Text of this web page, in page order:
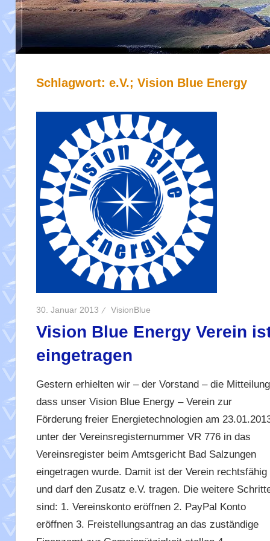
Schlagwort: e.V.; Vision Blue Energy
30. Januar 2013 VisionBlue
Vision Blue Energy Verein
eingetragen
Gestern erhielten wir – der Vorstand – die
dass unser Vision Blue Energy – Verein zur
Förderung freier Energietechnologien am
unter der Vereinsregisternummer VR 776 in das
Vereinsregister beim Amtsgericht Bad Salzungen
eingetragen wurde. Damit ist der Verein rechtsfähig
und darf den Zusatz e.V. tragen. Die weitere
sind: 1. Vereinskonto eröffnen 2. PayPal Konto
eröffnen 3. Freistellungsantrag an das zuständige